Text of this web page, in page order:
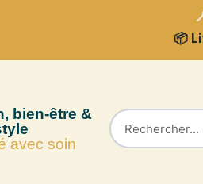
📦
bien-être &
avec soin